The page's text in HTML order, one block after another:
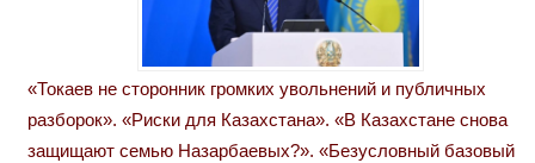
«Токаев не сторонник громких увольнений и публичных
разборок». «Риски для Казахстана». «В Казахстане снова
защищают семью Назарбаевых?». «Безусловный базовый